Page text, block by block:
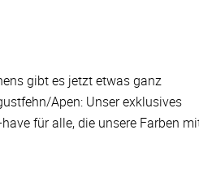
gibt es jetzt etwas ganz
Apen: Unser exklusives
für alle, die unsere Farben